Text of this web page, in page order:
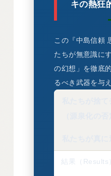
キの熱狂
この『中島信頼
たちが無意識に
の幻想」を徹底
るべき武器を与
結果（Results